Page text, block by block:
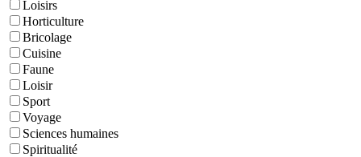
Loisirs
Horticulture
Bricolage
Cuisine
Faune
Loisir
Sport
Voyage
Sciences humaines
Spiritualité